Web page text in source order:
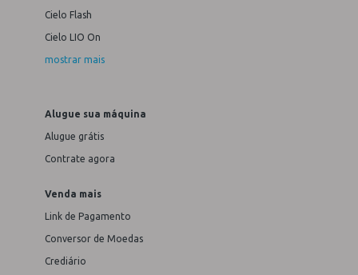
Cielo Flash
Cielo LIO On
mostrar mais
Alugue sua máquina
Alugue grátis
Contrate agora
Venda mais
Link de Pagamento
Conversor de Moedas
Crediário